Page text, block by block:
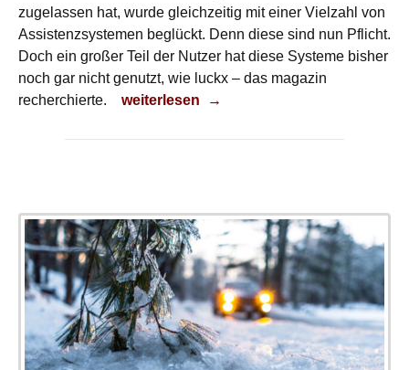
zugelassen hat, wurde gleichzeitig mit einer Vielzahl von
Assistenzsystemen beglückt. Denn diese sind nun Pflicht.
Doch ein großer Teil der Nutzer hat diese Systeme bisher
noch gar nicht genutzt, wie luckx – das magazin
recherchierte.
Nicht mehr aus der Spur kommen
weiterlesen →